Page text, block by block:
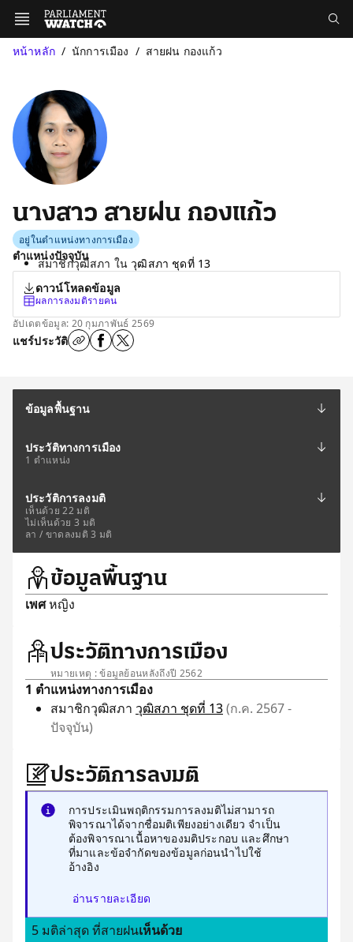
หน้าหลัก นักการเมือง สายฝน กองแก้ว
นางสาว สายฝน กองแก้ว
อยู่ในตำแหน่งทางการเมือง
ตำแหน่งปัจจุบัน
สมาชิกวุฒิสภา ในวุฒิสภา ชุดที่ 13
ดาวน์โหลดข้อมูล
ผลการลงมติรายคน
อัปเดตข้อมูล: 20 กุมภาพันธ์ 2569
แชร์ประวัติ
ข้อมูลพื้นฐาน
ประวัติทางการเมือง
1 ตำแหน่ง
ประวัติการลงมติ
เห็นด้วย 22 มติ
ไม่เห็นด้วย 3 มติ
ลา / ขาดลงมติ 3 มติ
ข้อมูลพื้นฐาน
เพศหญิง
ประวัติทางการเมือง
หมายเหตุ : ข้อมูลย้อนหลังถึงปี 2562
1 ตำแหน่งทางการเมือง
สมาชิกวุฒิสภา วุฒิสภา ชุดที่ 13(ก.ค. 2567 -
ปัจจุบัน)
ประวัติการลงมติ
การประเมินพฤติกรรมการลงมติไม่สามารถ
พิจารณาได้จากชื่อมติเพียงอย่างเดียว จำเป็น
ต้องพิจารณาเนื้อหาของมติประกอบ และศึกษา
ที่มาและข้อจำกัดของข้อมูลก่อนนำไปใช้
อ้างอิง
อ่านรายละเอียด
5 มติล่าสุด ที่สายฝนเห็นด้วย